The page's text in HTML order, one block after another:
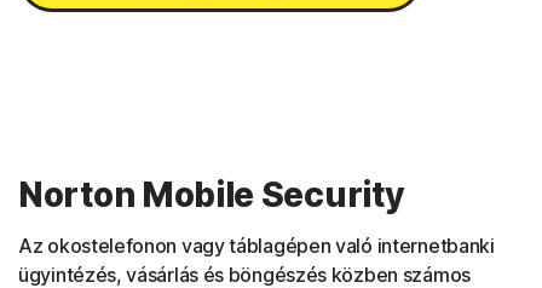
Norton Mobile Security
Az okostelefonon vagy táblagépen való internetbanki
ügyintézés, vásárlás és böngészés közben számos